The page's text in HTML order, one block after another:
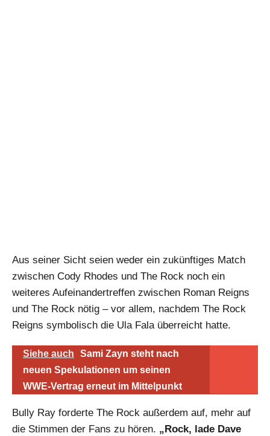
Aus seiner Sicht seien weder ein zukünftiges Match
zwischen Cody Rhodes und The Rock noch ein
weiteres Aufeinandertreffen zwischen Roman Reigns
und The Rock nötig – vor allem, nachdem The Rock
Reigns symbolisch die Ula Fala überreicht hatte.
Siehe auch
Sami Zayn steht nach
neuen Spekulationen um seinen
WWE-Vertrag erneut im Mittelpunkt
Bully Ray forderte The Rock außerdem auf, mehr auf
die Stimmen der Fans zu hören. „Rock, lade Dave